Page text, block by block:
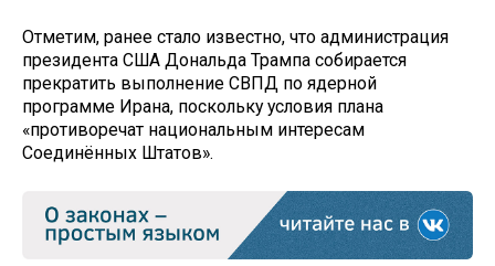
Отметим, ранее стало известно, что администрация
президента США Дональда Трампа собирается
прекратить выполнение СВПД по ядерной
программе Ирана, поскольку условия плана
«противоречат национальным интересам
Соединённых Штатов».